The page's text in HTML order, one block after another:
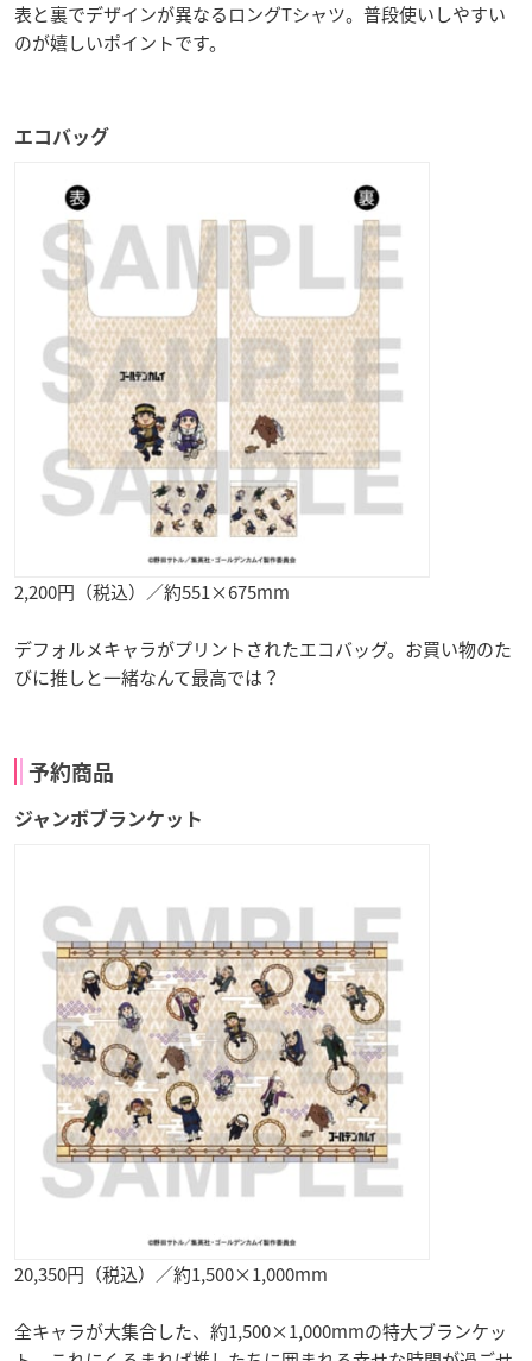
表と裏でデザインが異なるロングTシャツ。普段使いしやすい
のが嬉しいポイントです。
エコバッグ
2,200円（税込）／約551×675mm
デフォルメキャラがプリントされたエコバッグ。お買い物のた
びに推しと一緒なんて最高では？
予約商品
ジャンボブランケット
20,350円（税込）／約1,500×1,000mm
全キャラが大集合した、約1,500×1,000mmの特大ブランケッ